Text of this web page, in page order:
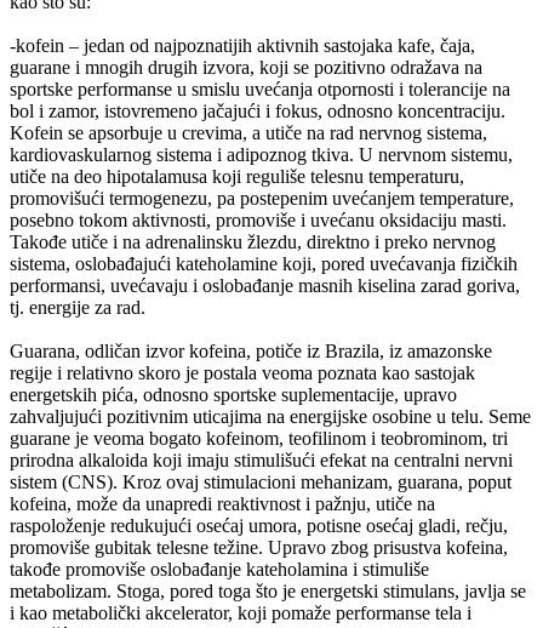
-kofein – jedan od najpoznatijih aktivnih sastojaka kafe, čaja,
guarane i mnogih drugih izvora, koji se pozitivno odražava na
sportske performanse u smislu uvećanja otpornosti i tolerancije na
bol i zamor, istovremeno jačajući i fokus, odnosno koncentraciju.
Kofein se apsorbuje u crevima, a utiče na rad nervnog sistema,
kardiovaskularnog sistema i adipoznog tkiva. U nervnom sistemu,
utiče na deo hipotalamusa koji reguliše telesnu temperaturu,
promovišući termogenezu, pa postepenim uvećanjem temperature,
posebno tokom aktivnosti, promoviše i uvećanu oksidaciju masti.
Takođe utiče i na adrenalinsku žlezdu, direktno i preko nervnog
sistema, oslobađajući kateholamine koji, pored uvećavanja fizičkih
performansi, uvećavaju i oslobađanje masnih kiselina zarad goriva,
tj. energije za rad.
Guarana, odličan izvor kofeina, potiče iz Brazila, iz amazonske
regije i relativno skoro je postala veoma poznata kao sastojak
energetskih pića, odnosno sportske suplementacije, upravo
zahvaljujući pozitivnim uticajima na energijske osobine u telu. Seme
guarane je veoma bogato kofeinom, teofilinom i teobrominom, tri
prirodna alkaloida koji imaju stimulišući efekat na centralni nervni
sistem (CNS). Kroz ovaj stimulacioni mehanizam, guarana, poput
kofeina, može da unapredi reaktivnost i pažnju, utiče na
raspoloženje redukujući osećaj umora, potisne osećaj gladi, rečju,
promoviše gubitak telesne težine. Upravo zbog prisustva kofeina,
takođe promoviše oslobađanje kateholamina i stimuliše
metabolizam. Stoga, pored toga što je energetski stimulans, javlja se
i kao metabolički akcelerator, koji pomaže performanse tela i